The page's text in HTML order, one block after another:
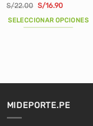
S/22.00 El
original
era:
S/16.90El
actual
es:
SELECCIONAR OPCIONES
se
pueden
MIDEPORTE.PE